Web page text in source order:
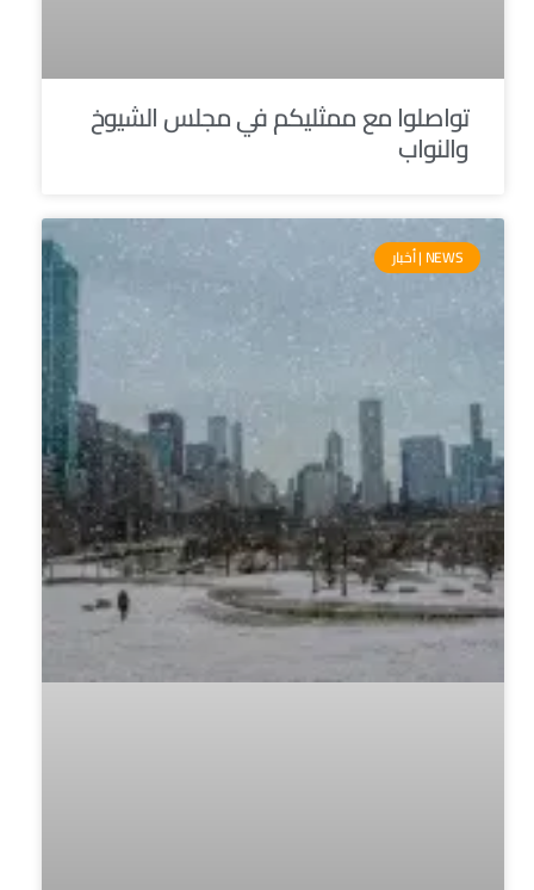
تواصلوا مع ممثليكم في مجلس الشيوخ
والنواب
NEWS | أخبار